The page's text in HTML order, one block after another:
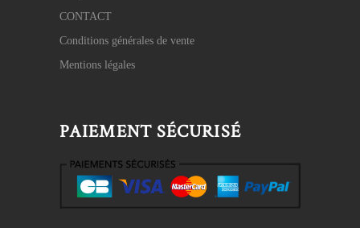
CONTACT
Conditions générales de vente
Mentions légales
PAIEMENT SÉCURISÉ